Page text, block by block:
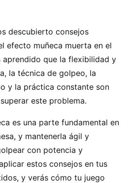
descubierto consejos
efecto muñeca muerta en el
aprendido que la flexibilidad y
la técnica de golpeo, la
y la práctica constante son
este problema.
es una parte fundamental en
y mantenerla ágil y
con potencia y
estos consejos en tus
y verás cómo tu juego